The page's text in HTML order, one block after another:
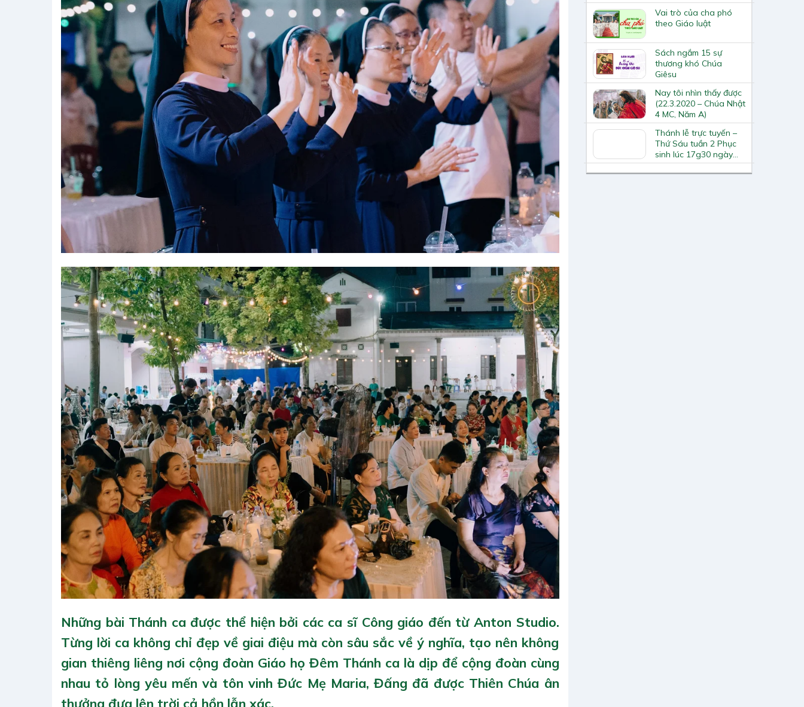
Những bài Thánh ca được thể hiện bởi các ca sĩ Công giáo đến từ Anton Studio.
Từng lời ca không chỉ đẹp về giai điệu mà còn sâu sắc về ý nghĩa, tạo nên không
gian thiêng liêng nơi cộng đoàn Giáo họ Đêm Thánh ca là dịp để cộng đoàn cùng
nhau tỏ lòng yêu mến và tôn vinh Đức Mẹ Maria, Đấng đã được Thiên Chúa ân
thưởng đưa lên trời cả hồn lẫn xác.
Vai trò của cha phó
theo Giáo luật
Sách ngắm 15 sự
thương khó Chúa
Giêsu
Nay tôi nhìn thấy được
(22.3.2020 – Chúa Nhật
4 MC, Năm A)
Thánh lễ trực tuyến –
Thứ Sáu tuần 2 Phục
sinh lúc 17g30 ngày
24.4.2020